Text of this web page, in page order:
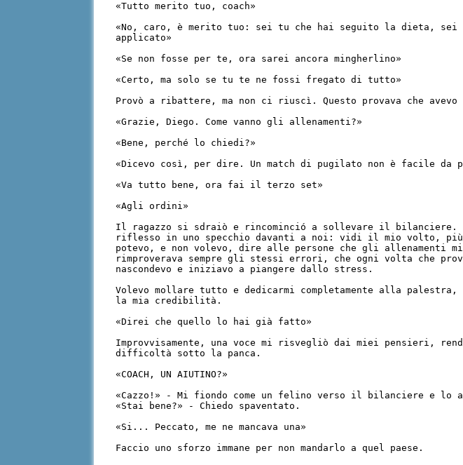
«Tutto merito tuo, coach»
«No, caro, è merito tuo: sei tu che hai seguito la dieta,
applicato»
«Se non fosse per te, ora sarei ancora mingherlino»
«Certo, ma solo se tu te ne fossi fregato di tutto»
Provò a ribattere, ma non ci riuscì. Questo provava che avevo
«Grazie, Diego. Come vanno gli allenamenti?»
«Bene, perché lo chiedi?»
«Dicevo così, per dire. Un match di pugilato non è facile da
«Va tutto bene, ora fai il terzo set»
«Agli ordini»
Il ragazzo si sdraiò e rincominció a sollevare il bilanciere.
riflesso in uno specchio davanti a noi: vidi il mio volto, più
potevo, e non volevo, dire alle persone che gli allenamenti mi
rimproverava sempre gli stessi errori, che ogni volta che
nascondevo e iniziavo a piangere dallo stress.
Volevo mollare tutto e dedicarmi completamente alla
la mia credibilità.
«Direi che quello lo hai già fatto»
Improvvisamente, una voce mi risvegliò dai miei pensieri,
difficoltà sotto la panca.
«COACH, UN AIUTINO?»
«Cazzo!» - Mi fiondo come un felino verso il bilanciere e lo
«Stai bene?» - Chiedo spaventato.
«Si... Peccato, me ne mancava una»
Faccio uno sforzo immane per non mandarlo a quel paese.